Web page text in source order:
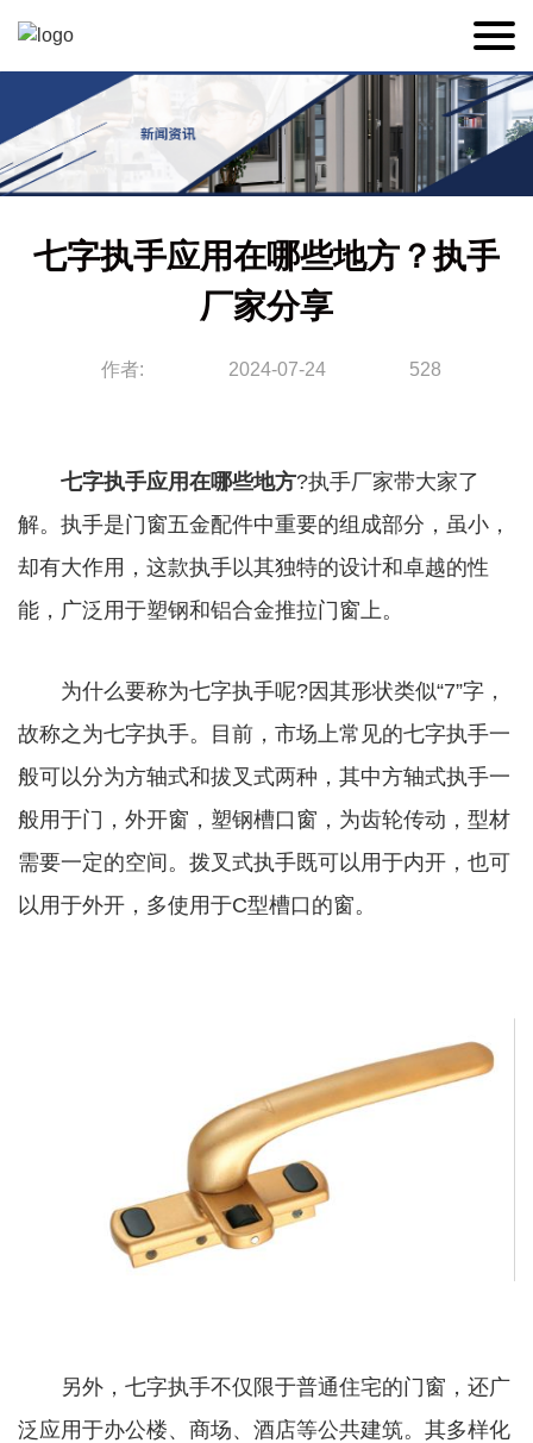
七字执手应用在哪些地方？执手
厂家分享
作者: 2024-07-24 528
七字执手应用在哪些地方?执手厂家带大家了
解。执手是门窗五金配件中重要的组成部分，虽小，
却有大作用，这款执手以其独特的设计和卓越的性
能，广泛用于塑钢和铝合金推拉门窗上。
为什么要称为七字执手呢?因其形状类似“7”字，
故称之为七字执手。目前，市场上常见的七字执手一
般可以分为方轴式和拔叉式两种，其中方轴式执手一
般用于门，外开窗，塑钢槽口窗，为齿轮传动，型材
需要一定的空间。拨叉式执手既可以用于内开，也可
以用于外开，多使用于C型槽口的窗。
另外，七字执手不仅限于普通住宅的门窗，还广
泛应用于办公楼、商场、酒店等公共建筑。其多样化